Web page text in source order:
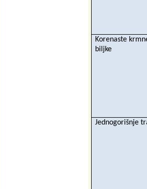
Korenaste
biljke
Jednogorišnje